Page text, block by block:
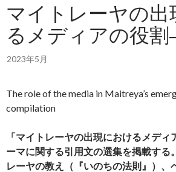
マイトレーヤの出
るメディアの役
2023年5月
The role of the media in Maitreya’s
compilation
「マイトレーヤの出現におけるメデ
ーマに関する引用文の選集を掲載する
レーヤの教え（『いのちの法則』）、